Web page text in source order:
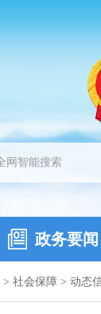
政务要闻
> 社会保障 > 动态